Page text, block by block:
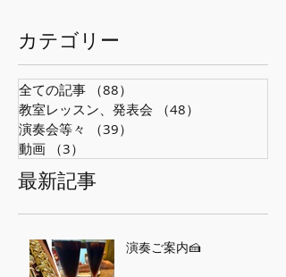
​カテゴリー
全ての記事 （88）
教室レッスン、発表会
（48）
演奏会等々
（39）
動画
（3）
最新記事
演奏ご案内🍰